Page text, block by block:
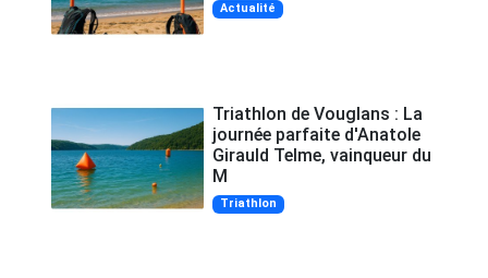
Actualité
Triathlon de Vouglans : La
journée parfaite d'Anatole
Girauld Telme, vainqueur du
M
Triathlon